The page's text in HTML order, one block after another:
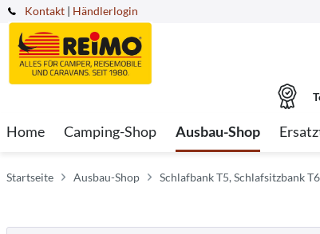
Kontakt | Händlerlogin
Home Camping-Shop Ausbau-Shop
Startseite Ausbau-Shop Schlafbank T5, Schlafsitzbank